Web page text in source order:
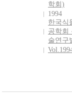
학회)
1994
한국식
공학회
술연구